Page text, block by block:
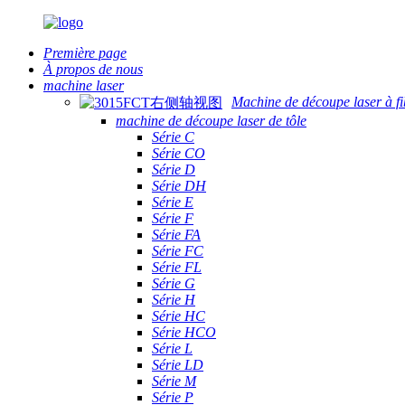
Première page
À propos de nous
machine laser
Machine de découpe laser à
machine de découpe laser de tôle
Série C
Série CO
Série D
Série DH
Série E
Série F
Série FA
Série FC
Série FL
Série G
Série H
Série HC
Série HCO
Série L
Série LD
Série M
Série P